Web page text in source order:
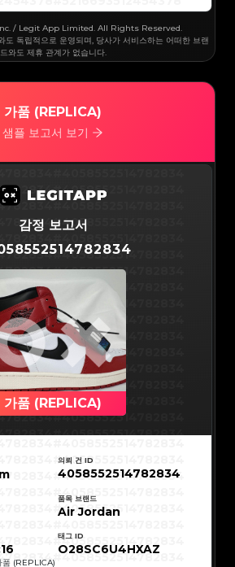
#5216693512454378
#5216693512454378
#5216693512454378
#5216693512454378
#5216693512454378
#5216693512454378
#5216693512454378
#5216693512454378
#5216693512454378
#5216693512454378
#5216693512454378
#5216693512454378
#5216693512454378
#5216693512454378
#5216693512454378
#5216693512454378
#5216693512454378
#5216693512454378
#5216693512454378
#5216693512454378
#5216693512454378
#5216693512454378
#5216693512454378
#5216693512454378
#5216693512454378
#5216693512454378
#5216693512454378
#5216693512454378
#5216693512454378
#5216693512454378
#5216693512454378
#5216693512454378
#5216693512454378
#5216693512454378
#5216693512454378
#5216693512454378
#5216693512454378
#5216693512454378
#5216693512454378
#5216693512454378
#5216693512454378
#5216693512454378
#5216693512454378
#5216693512454378
#5216693512454378
#5216693512454378
#5216693512454378
#5216693512454378
#5216693512454378
#5216693512454378
#5216693512454378
#5216693512454378
/ Legit App Limited. All Rights Reserved.
독립적으로 운영되며, 당사가 서비스하는 어떠한 브랜
드와도 제휴 관계가 없습니다.
가품 (REPLICA)
샘플 보고서 보기
#4058552514782834
#4058552514782834
#4058552514782834
#4058552514782834
#4058552514782834
#4058552514782834
#4058552514782834
#4058552514782834
#4058552514782834
#4058552514782834
#4058552514782834
#4058552514782834
#4058552514782834
#4058552514782834
#4058552514782834
#4058552514782834
#4058552514782834
#4058552514782834
#4058552514782834
#4058552514782834
#4058552514782834
#4058552514782834
감정 보고서
가품 (REPLICA)
#4058552514782834
#4058552514782834
#4058552514782834
#4058552514782834
#4058552514782834
#4058552514782834
의뢰 건 ID
4058552514782834
품목 브랜드
Air Jordan
태그 ID
O28SC6U4HXAZ
품 (REPLICA)